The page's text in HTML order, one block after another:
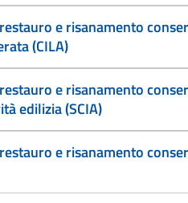
e risanamento
(CILA)
e risanamento
edilizia (SCIA)
e risanamento